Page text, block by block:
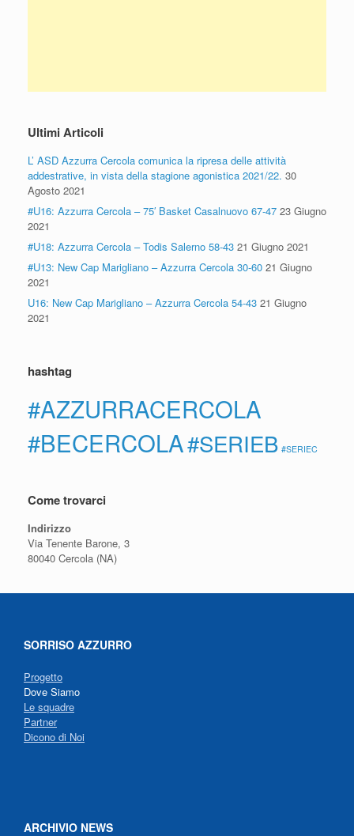
Ultimi Articoli
L’ ASD Azzurra Cercola comunica la ripresa delle attività
addestrative, in vista della stagione agonistica 2021/22. 30
Agosto 2021
#U16: Azzurra Cercola – 75′ Basket Casalnuovo 67-47 23 Giugno
2021
#U18: Azzurra Cercola – Todis Salerno 58-43 21 Giugno 2021
#U13: New Cap Marigliano – Azzurra Cercola 30-60 21 Giugno
2021
U16: New Cap Marigliano – Azzurra Cercola 54-43 21 Giugno
2021
hashtag
#AZZURRACERCOLA
#BECERCOLA#SERIEB #SERIEC
Come trovarci
Indirizzo
Via Tenente Barone, 3
80040 Cercola (NA)
SORRISO AZZURRO
Progetto
Dove Siamo
Le squadre
Partner
Dicono di Noi
ARCHIVIO NEWS